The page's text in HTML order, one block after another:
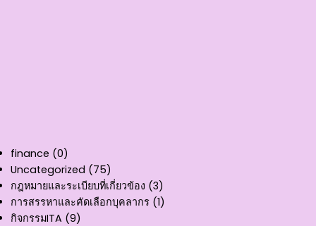
finance (0)
Uncategorized (75)
กฎหมายและระเบียบที่เกี่ยวข้อง (3)
การสรรหาและคัดเลือกบุคลากร (1)
กิจกรรมITA (9)